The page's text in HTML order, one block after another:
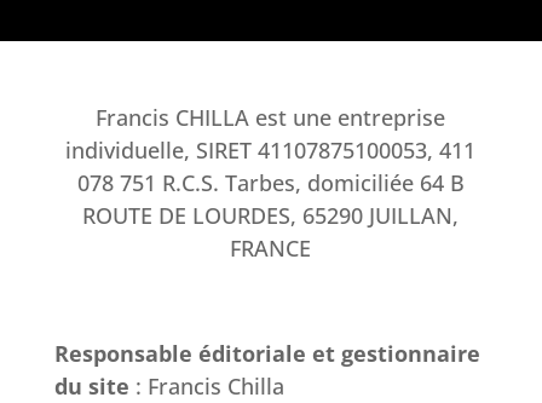
Francis CHILLA est une entreprise
individuelle, SIRET 41107875100053, 411
078 751 R.C.S. Tarbes, domiciliée 64 B
ROUTE DE LOURDES, 65290 JUILLAN,
FRANCE
Responsable éditoriale et gestionnaire
du site : Francis Chilla